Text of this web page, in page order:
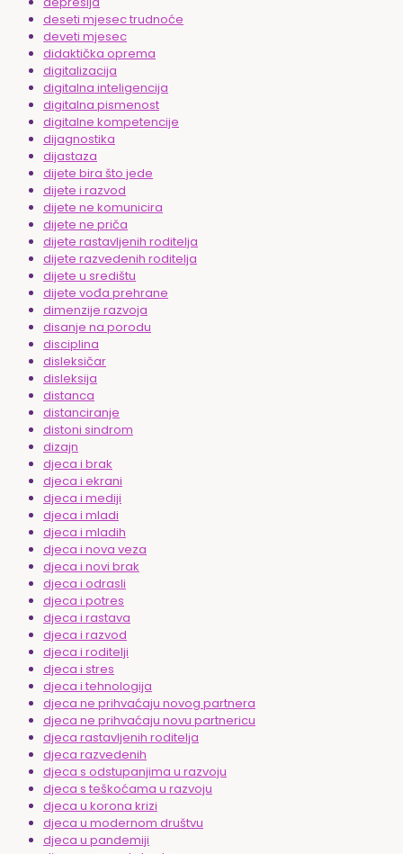
deseti mjesec trudnoće
deveti mjesec
didaktička oprema
digitalizacija
digitalna inteligencija
digitalna pismenost
digitalne kompetencije
dijagnostika
dijastaza
dijete bira što jede
dijete i razvod
dijete ne komunicira
dijete ne priča
dijete rastavljenih roditelja
dijete razvedenih roditelja
dijete u središtu
dijete vođa prehrane
dimenzije razvoja
disanje na porodu
disciplina
disleksičar
disleksija
distanca
distanciranje
distoni sindrom
dizajn
djeca i brak
djeca i ekrani
djeca i mediji
djeca i mladi
djeca i mladih
djeca i nova veza
djeca i novi brak
djeca i odrasli
djeca i potres
djeca i rastava
djeca i razvod
djeca i roditelji
djeca i stres
djeca i tehnologija
djeca ne prihvaćaju novog partnera
djeca ne prihvaćaju novu partnericu
djeca rastavljenih roditelja
djeca razvedenih
djeca s odstupanjima u razvoju
djeca s teškoćama u razvoju
djeca u korona krizi
djeca u modernom društvu
djeca u pandemiji